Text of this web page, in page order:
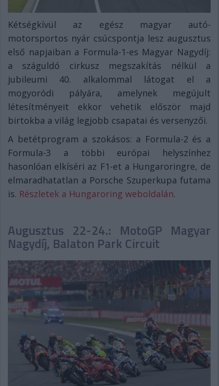
Kétségkívül az egész magyar autó-
motorsportos nyár csúcspontja lesz augusztus
első napjaiban a Formula-1-es Magyar Nagydíj:
a száguldó cirkusz megszakítás nélkül a
jubileumi 40. alkalommal látogat el a
mogyoródi pályára, amelynek megújult
létesítményeit ekkor vehetik először majd
birtokba a világ legjobb csapatai és versenyzői.
A betétprogram a szokásos: a Formula-2 és a
Formula-3 a többi európai helyszínhez
hasonlóan elkíséri az F1-et a Hungaroringre, de
elmaradhatatlan a Porsche Szuperkupa futama
is. Részletek a Hungaroring weboldalán.
Augusztus 22-24.: MotoGP Magyar
Nagydíj, Balaton Park Circuit